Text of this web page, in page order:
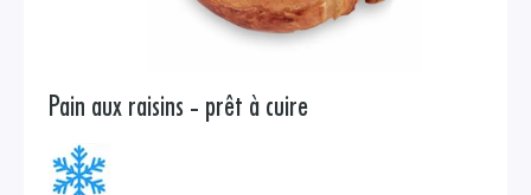
Pain aux raisins - prêt à cuire